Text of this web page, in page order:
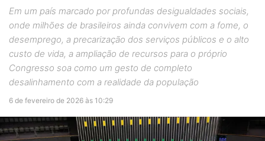
Em um país marcado por profundas desigualdades sociais,
onde milhões de brasileiros ainda convivem com a fome, o
desemprego, a precarização dos serviços públicos e o alto
custo de vida, a ampliação de recursos para o próprio
Congresso soa como um gesto de completo
desalinhamento com a realidade da população
6 de fevereiro de 2026 às 10:29